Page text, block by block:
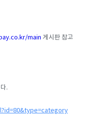
main 게시판 참고
.